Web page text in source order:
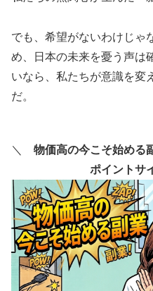
でも、希望がないわけじゃ
め、日本の未来を憂う声は
いなら、私たちが意識を変
だ。
＼ 物価高の今こそ始める
ポイントサ